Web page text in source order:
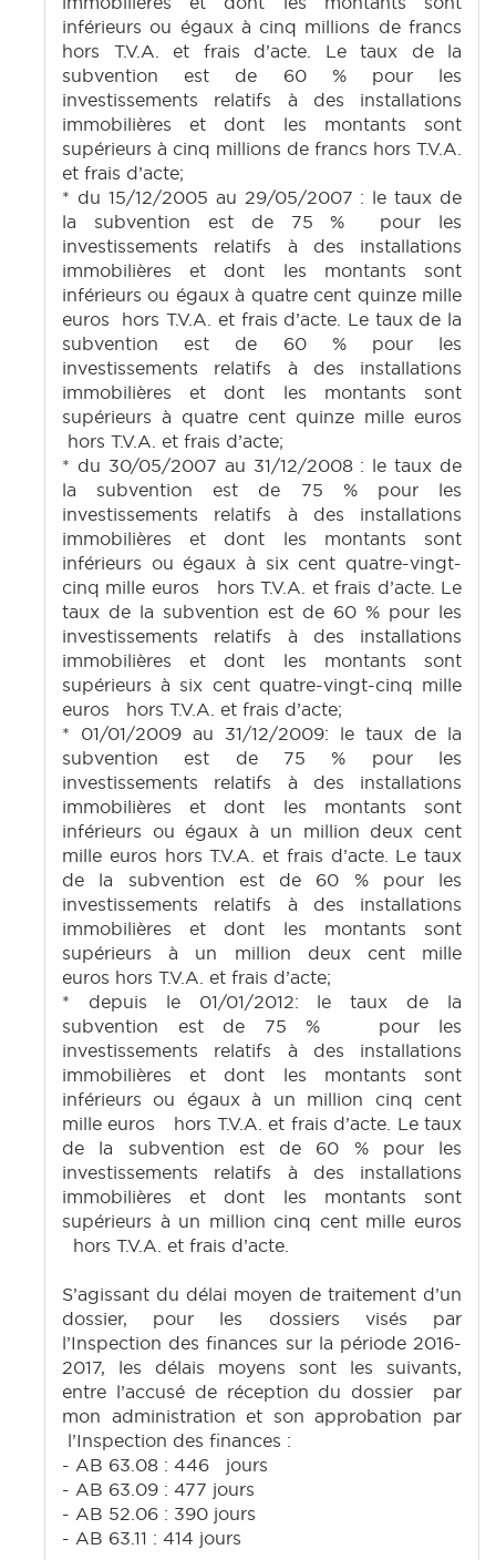
inférieurs ou égaux à cinq millions de francs
hors T.V.A. et frais d’acte. Le taux de la
subvention est de 60 % pour les
investissements relatifs à des installations
immobilières et dont les montants sont
supérieurs à cinq millions de francs hors T.V.A.
et frais d’acte;
* du 15/12/2005 au 29/05/2007 : le taux de
la subvention est de 75 % pour les
investissements relatifs à des installations
immobilières et dont les montants sont
inférieurs ou égaux à quatre cent quinze mille
euros hors T.V.A. et frais d’acte. Le taux de la
subvention est de 60 % pour les
investissements relatifs à des installations
immobilières et dont les montants sont
supérieurs à quatre cent quinze mille euros
hors T.V.A. et frais d’acte;
* du 30/05/2007 au 31/12/2008 : le taux de
la subvention est de 75 % pour les
investissements relatifs à des installations
immobilières et dont les montants sont
inférieurs ou égaux à six cent quatre-vingt-
cinq mille euros hors T.V.A. et frais d’acte. Le
taux de la subvention est de 60 % pour les
investissements relatifs à des installations
immobilières et dont les montants sont
supérieurs à six cent quatre-vingt-cinq mille
euros hors T.V.A. et frais d’acte;
* 01/01/2009 au 31/12/2009: le taux de la
subvention est de 75 % pour les
investissements relatifs à des installations
immobilières et dont les montants sont
inférieurs ou égaux à un million deux cent
mille euros hors T.V.A. et frais d’acte. Le taux
de la subvention est de 60 % pour les
investissements relatifs à des installations
immobilières et dont les montants sont
supérieurs à un million deux cent mille
euros hors T.V.A. et frais d’acte;
* depuis le 01/01/2012: le taux de la
subvention est de 75 % pour les
investissements relatifs à des installations
immobilières et dont les montants sont
inférieurs ou égaux à un million cinq cent
mille euros hors T.V.A. et frais d’acte. Le taux
de la subvention est de 60 % pour les
investissements relatifs à des installations
immobilières et dont les montants sont
supérieurs à un million cinq cent mille euros
hors T.V.A. et frais d’acte.
S’agissant du délai moyen de traitement d’un
dossier, pour les dossiers visés par
l’Inspection des finances sur la période 2016-
2017, les délais moyens sont les suivants,
entre l’accusé de réception du dossier par
mon administration et son approbation par
l’Inspection des finances :
- AB 63.08 : 446 jours
- AB 63.09 : 477 jours
- AB 52.06 : 390 jours
- AB 63.11 : 414 jours